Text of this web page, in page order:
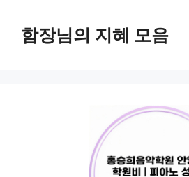
함장님의 지혜 모음